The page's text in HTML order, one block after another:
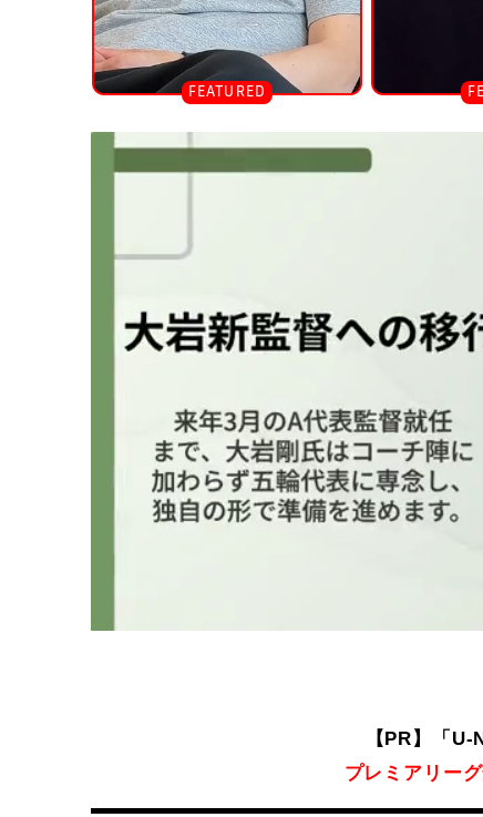
【PR】「
プレミアリー